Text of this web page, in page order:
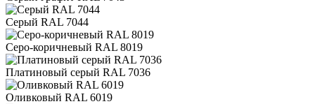
Серый RAL 7044
Серо-коричневый RAL 8019
Платиновый серый RAL 7036
Оливковый RAL 6019